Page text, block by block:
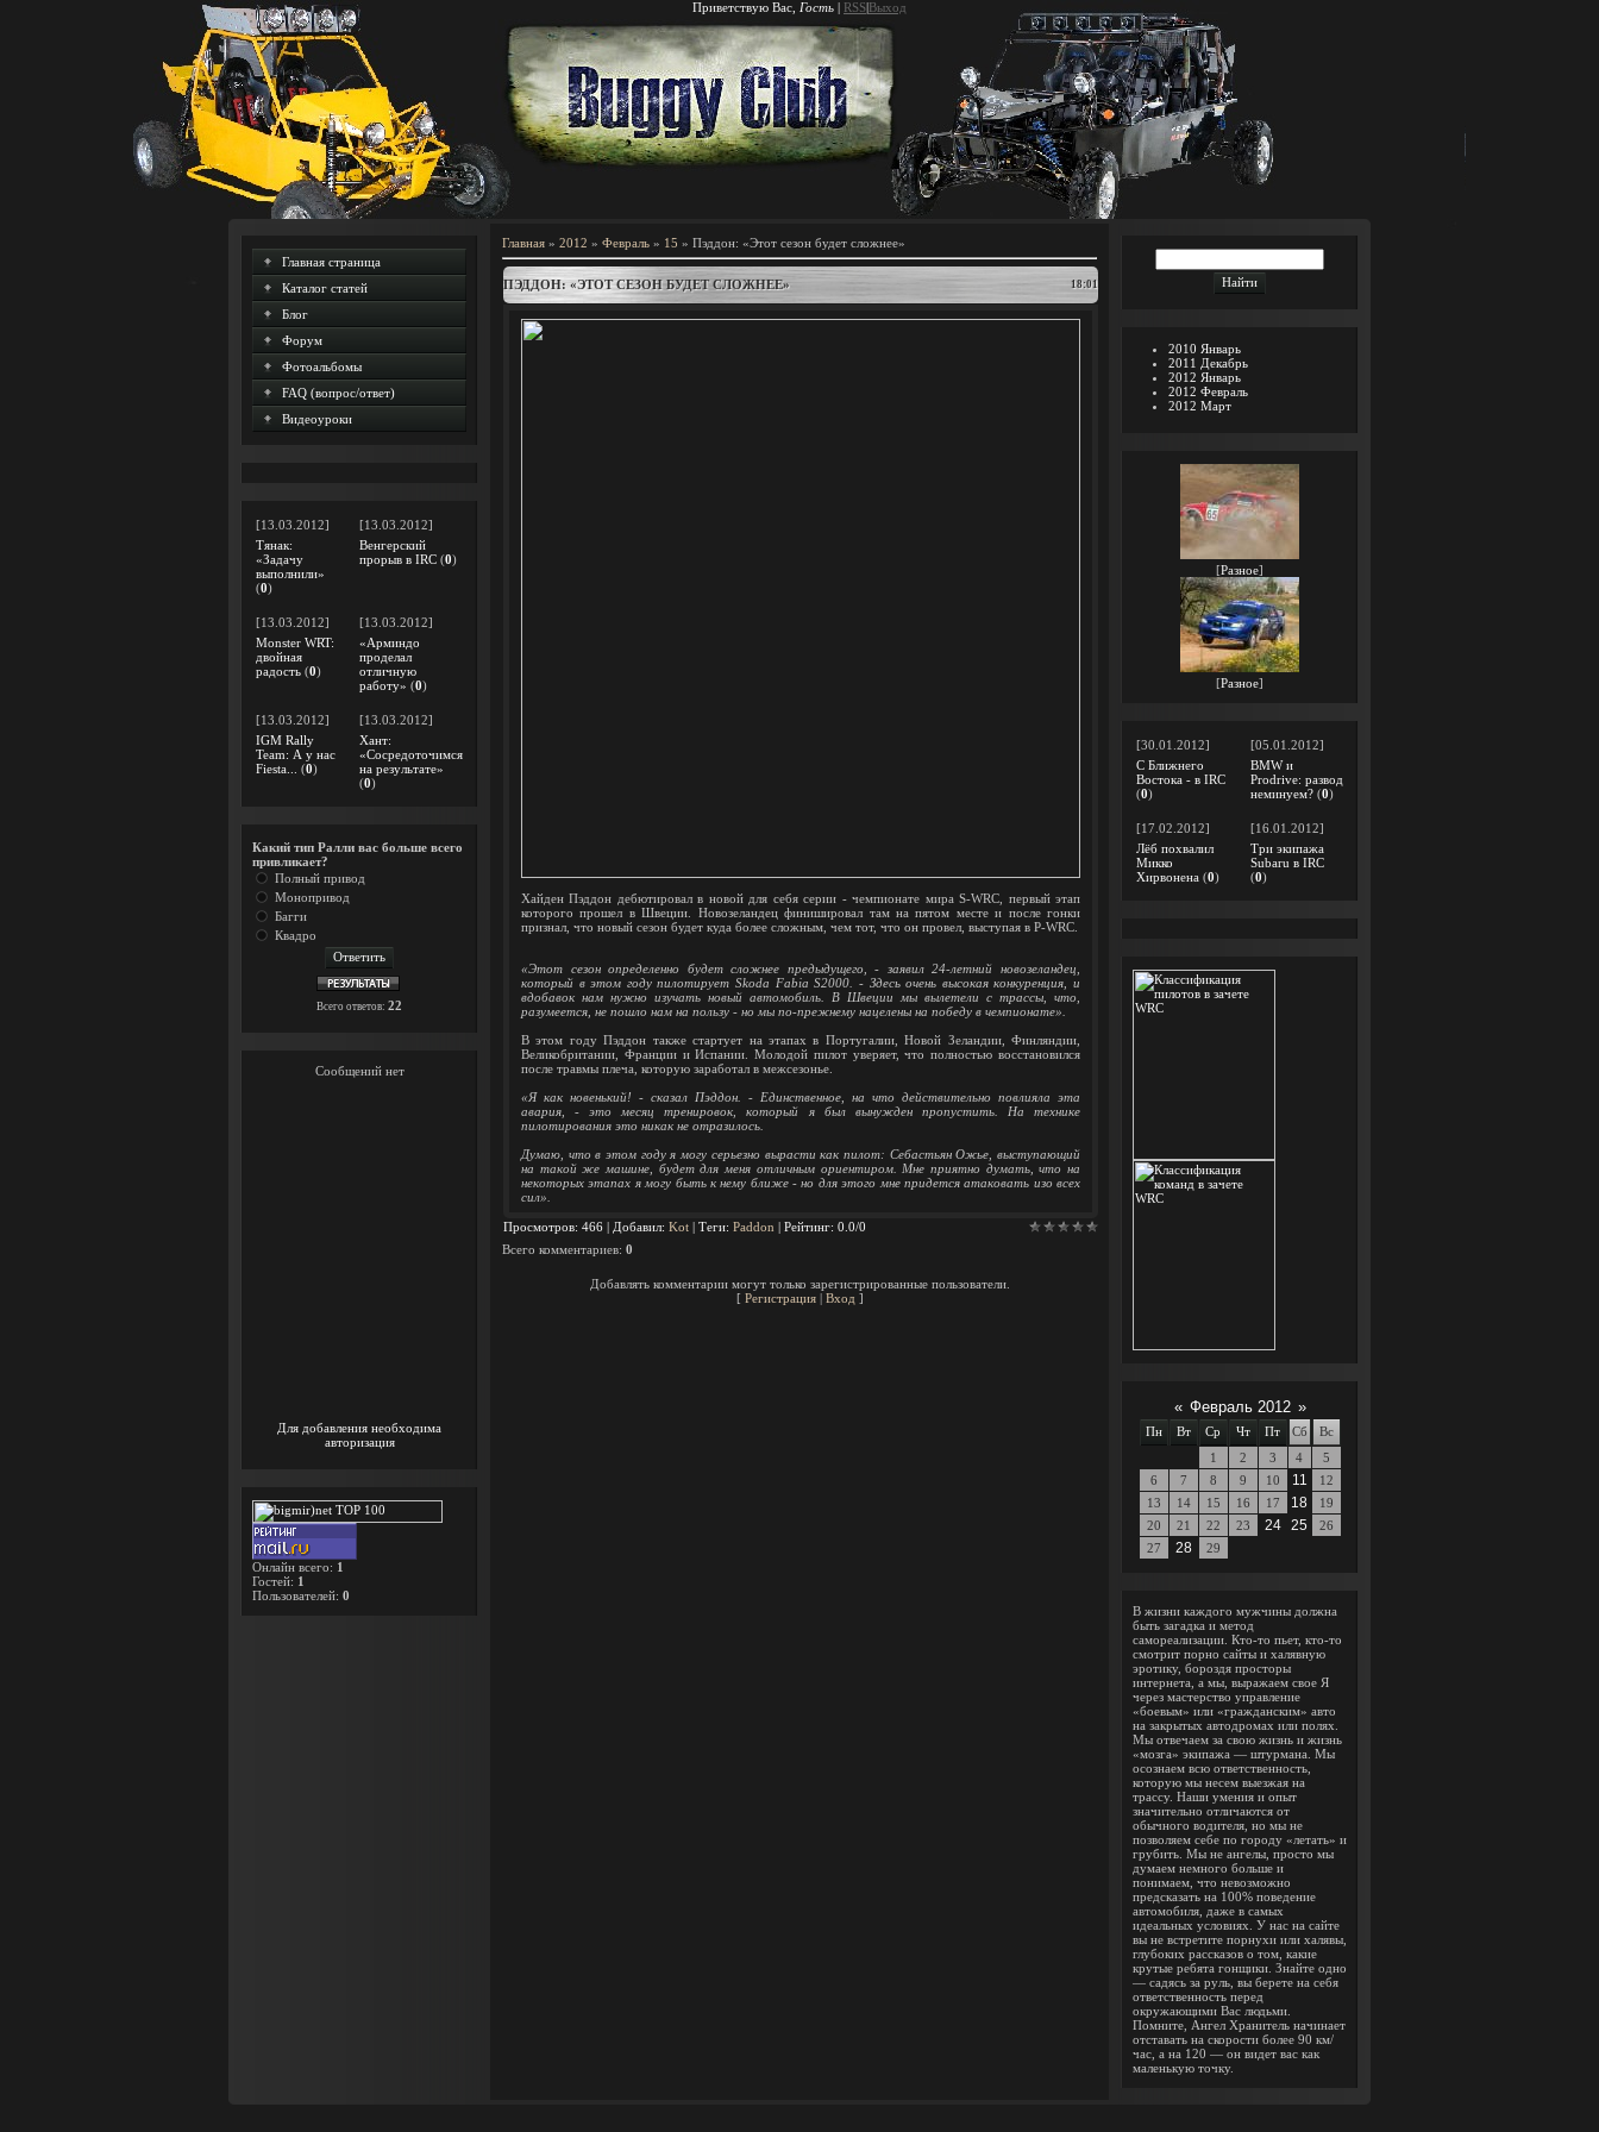
Приветствую Вас Гость | RSS|Выход
Главная страница
Каталог статей
Блог
Форум
Фотоальбомы
FAQ (вопрос/ответ)
Видеоуроки
[13.03.2012]
Тянак:
«Задачу
выполнили»
(0)
[13.03.2012]
Венгерский
прорыв в IRC (0)
[13.03.2012]
Monster WRT:
двойная
радость (0)
[13.03.2012]
«Арминдо
проделал
отличную
работу» (0)
[13.03.2012]
IGM Rally
Team: А у нас
Fiesta...
(0)
[13.03.2012]
Хант:
«Сосредоточимся
на результате»
(0)
Какий тип Ралли вас больше всего
привликает?
Полный привод
Монопривод
Багги
Квадро
Всего ответов: 22
Для добавления необходима
авторизация
Онлайн всего: 1
Гостей: 1
Пользователей: 0
Главная » 2012 » Февраль » 15 » Пэддон: «Этот сезон будет сложнее»
18:01
ПЭДДОН: «ЭТОТ СЕЗОН БУДЕТ СЛОЖНЕЕ»
Хайден Пэддон дебютировал в новой для себя серии - чемпионате мира S-WRC, первый этап
которого прошел в Швеции. Новозеландец финишировал там на пятом месте и после гонки
признал, что новый сезон будет куда более сложным, чем тот, что он провел, выступая в P-WRC.
«Этот сезон определенно будет сложнее предыдущего, - заявил 24-летний новозеландец,
который в этом году пилотирует Skoda Fabia S2000. - Здесь очень высокая конкуренция, и
вдобавок нам нужно изучать новый автомобиль. В Швеции мы вылетели с трассы, что,
разумеется, не пошло нам на пользу - но мы по-прежнему нацелены на победу в чемпионате».
В этом году Пэддон также стартует на этапах в Португалии, Новой Зеландии, Финляндии,
Великобритании, Франции и Испании. Молодой пилот уверяет, что полностью восстановился
после травмы плеча, которую заработал в межсезонье.
«Я как новенький! - сказал Пэддон. - Единственное, на что действительно повлияла эта
авария, - это месяц тренировок, который я был вынужден пропустить. На технике
пилотирования это никак не отразилось.
Думаю, что в этом году я могу серьезно вырасти как пилот: Себастьян Ожье, выступающий
на такой же машине, будет для меня отличным ориентиром. Мне приятно думать, что на
некоторых этапах я могу быть к нему ближе - но для этого мне придется атаковать изо всех
сил».
Просмотров: 466 | Добавил: Kot | Теги: Paddon | Рейтинг: 0.0/0
Всего комментариев: 0
Добавлять комментарии могут только зарегистрированные пользователи.
[ Регистрация| Вход ]
2010 Январь
2011 Декабрь
2012 Январь
2012 Февраль
2012 Март
[Разное]
[Разное]
[30.01.2012]
С Ближнего
Востока - в IRC
(0)
[05.01.2012]
BMW и
Prodrive: развод
неминуем? (0)
[17.02.2012]
Лёб похвалил
Микко
Хирвонена (0)
[16.01.2012]
Три экипажа
Subaru в IRC
(0)
« Февраль 2012 »
Пн Вт Ср Чт Пт Сб
Вс
1
2 3 4
5
6
7 8 9 10 11
12
13
14 15 16 17 18
19
20
21 22 23 24 25
26
27
28 29
В жизни каждого мужчины должна
быть загадка и метод
самореализации. Кто-то пьет, кто-то
смотрит порно сайты и халявную
эротику, бороздя просторы
интернета, а мы, выражаем свое Я
через мастерство управление
«боевым» или «гражданским» авто
на закрытых автодромах или полях.
Мы отвечаем за свою жизнь и жизнь
«мозга» экипажа — штурмана. Мы
осознаем всю ответственность,
которую мы несем выезжая на
трассу. Наши умения и опыт
значительно отличаются от
обычного водителя, но мы не
позволяем себе по городу «летать» и
грубить. Мы не ангелы, просто мы
думаем немного больше и
понимаем, что невозможно
предсказать на 100% поведение
автомобиля, даже в самых
идеальных условиях. У нас на сайте
вы не встретите порнухи или халявы,
глубоких рассказов о том, какие
крутые ребята гонщики. Знайте одно
— садясь за руль, вы берете на себя
ответственность перед
окружающими Вас людьми.
Помните, Ангел Хранитель начинает
отставать на скорости более 90 км/
час, а на 120 — он видет вас как
маленькую точку.